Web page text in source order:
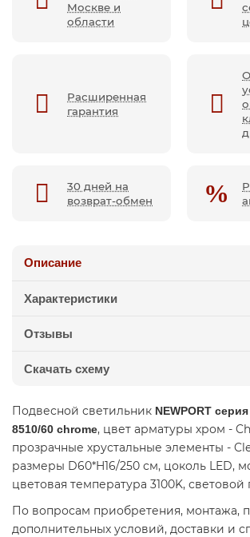
Москве и
области
Расширенная
гарантия
30 дней на
возврат-обмен
Описание
Характеристики
Отзывы
Скачать схему
Подвесной светильник NEWPORT
8510/60 chrome, цвет арматуры хром -
прозрачные хрустальные элементы -
размеры D60*H16/250 см, цоколь LED,
цветовая температура 3100K, световой
По вопросам приобретения, монтажа,
дополнительных условий, доставки и